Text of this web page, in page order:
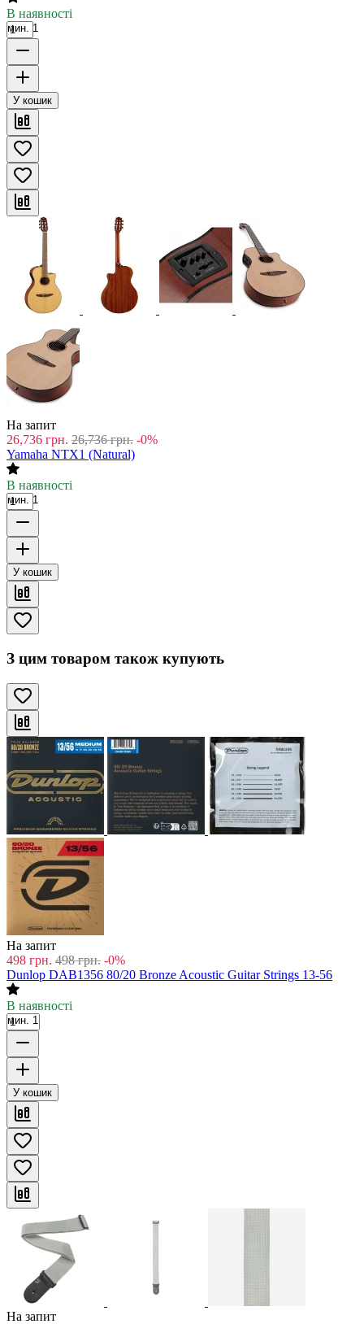
В наявності
мин. 1
У кошик
На запит
26,736 грн. 26,736 грн. -0%
Yamaha NTX1 (Natural)
В наявності
мин. 1
У кошик
З цим товаром також купують
На запит
498 грн. 498 грн. -0%
Dunlop DAB1356 80/20 Bronze Acoustic Guitar Strings 13-56
В наявності
мин. 1
У кошик
На запит